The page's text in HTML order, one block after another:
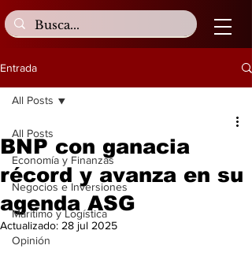
Entrada
All Posts
Economía y Finanzas
Negocios e Inversiones
Marítimo y Logística
Opinión
All Posts
BNP con ganacia
récord y avanza en su
agenda ASG
Actualizado: 28 jul 2025